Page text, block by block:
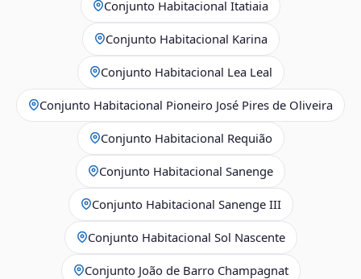
Conjunto Habitacional Itatiaia
Conjunto Habitacional Karina
Conjunto Habitacional Lea Leal
Conjunto Habitacional Pioneiro José Pires de Oliveira
Conjunto Habitacional Requião
Conjunto Habitacional Sanenge
Conjunto Habitacional Sanenge III
Conjunto Habitacional Sol Nascente
Conjunto João de Barro Champagnat